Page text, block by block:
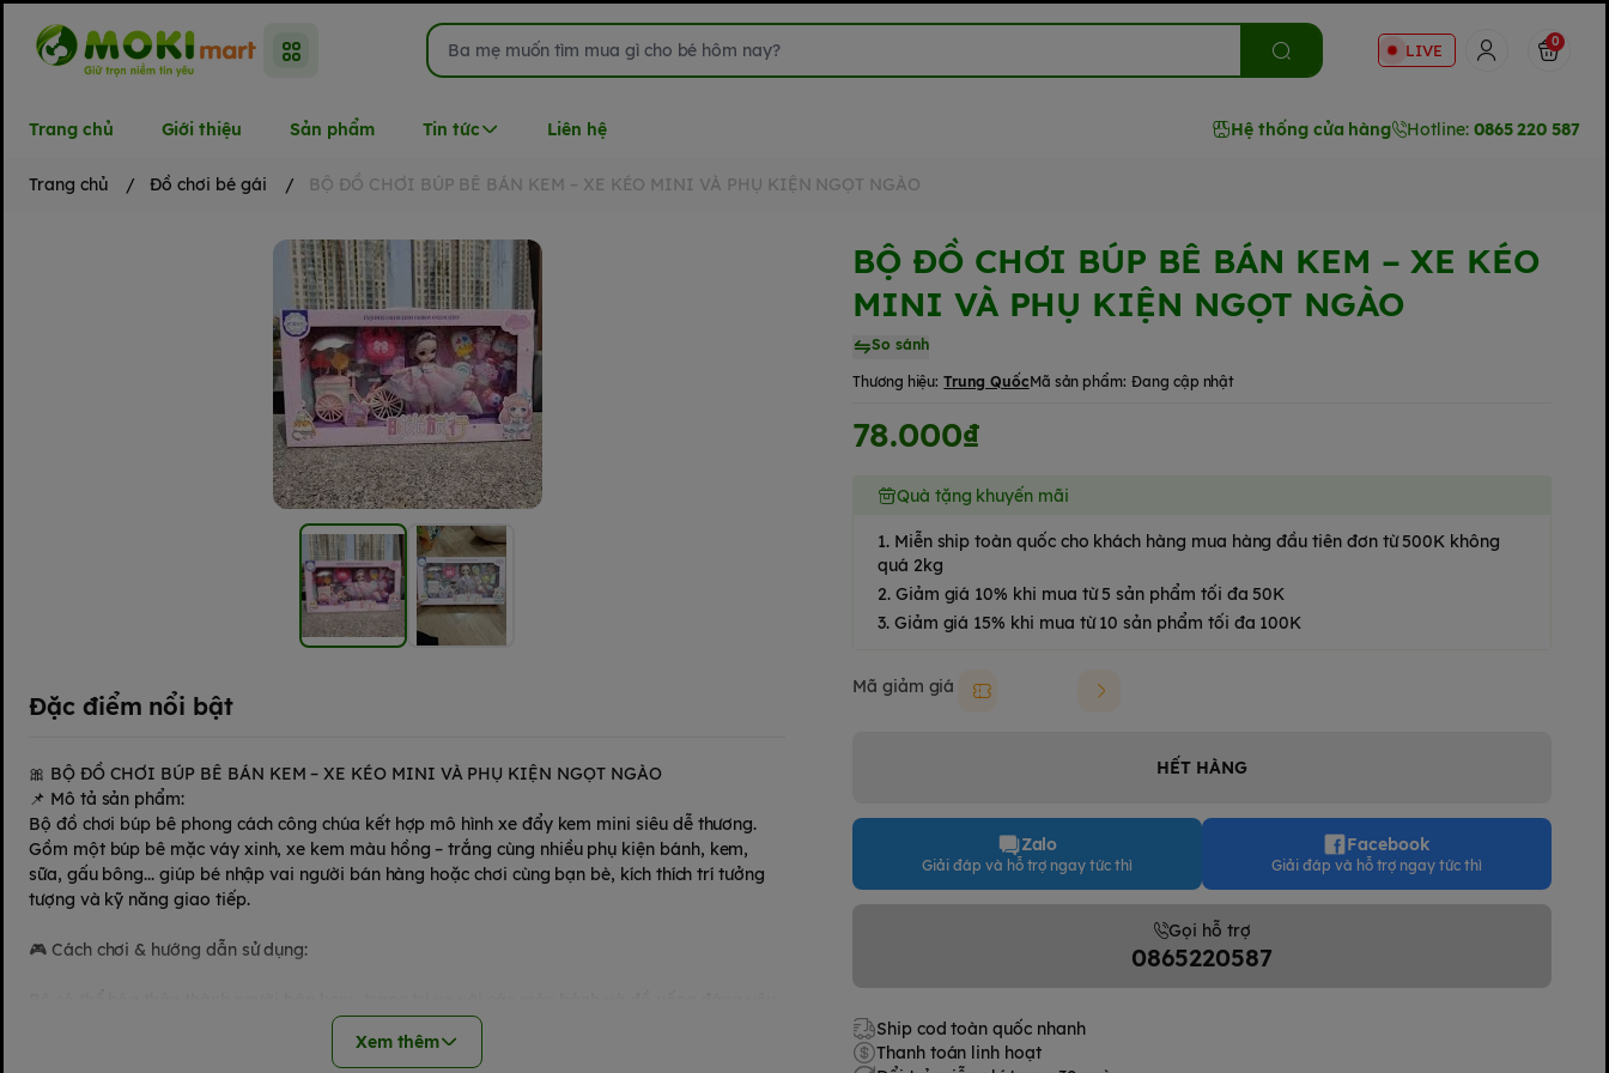
LIVE 0
Trang chủ Giới thiệu Sản phẩm Tin tức Liên hệ Hệ thống cửa hàng Hotline: 0865 220 587
Trang chủ / Đồ chơi bé gái / BỘ ĐỒ CHƠI BÚP BÊ BÁN KEM – XE KÉO MINI VÀ PHỤ KIỆN NGỌT NGÀO
BỘ ĐỒ CHƠI BÚP BÊ BÁN KEM – XE KÉO
MINI VÀ PHỤ KIỆN NGỌT NGÀO
So sánh
Thương hiệu: Trung QuốcMã sản phẩm: Đang cập nhật
78.000₫
Quà tặng khuyến mãi
1. Miễn ship toàn quốc cho khách hàng mua hàng đầu tiên đơn từ 500K không
quá 2kg
2. Giảm giá 10% khi mua từ 5 sản phẩm tối đa 50K
3. Giảm giá 15% khi mua từ 10 sản phẩm tối đa 100K
Mã giảm giá Moki50k
HẾT HÀNG
Zalo
Giải đáp và hỗ trợ ngay tức thì
Facebook
Giải đáp và hỗ trợ ngay tức thì
Gọi hỗ trợ
0865220587
Ship cod toàn quốc nhanh
Thanh toán linh hoạt
Đặc điểm nổi bật
🎀 BỘ ĐỒ CHƠI BÚP BÊ BÁN KEM – XE KÉO MINI VÀ PHỤ KIỆN NGỌT NGÀO
📌 Mô tả sản phẩm:
Bộ đồ chơi búp bê phong cách công chúa kết hợp mô hình xe đẩy kem mini siêu dễ thương.
Gồm một búp bê mặc váy xinh, xe kem màu hồng – trắng cùng nhiều phụ kiện bánh, kem,
sữa, gấu bông... giúp bé nhập vai người bán hàng hoặc chơi cùng bạn bè, kích thích trí tưởng
tượng và kỹ năng giao tiếp.
🎮 Cách chơi & hướng dẫn sử dụng:
Xem thêm